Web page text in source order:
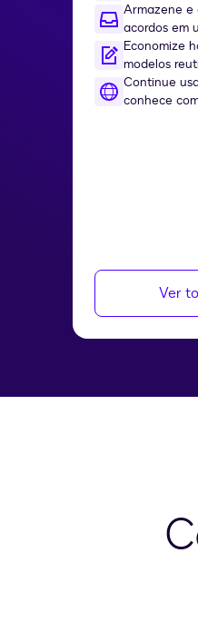
Armazene e
acordos em
Economize
modelos
Continue
conhece
Ver